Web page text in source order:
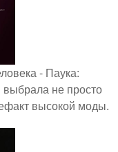
- Паука:
не просто
высокой моды.